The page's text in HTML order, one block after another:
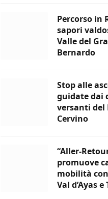
Percorso in
sapori
Valle del
Bernardo
Stop alle
guidate dai
versanti del
Cervino
“Aller-
promuove
mobilità
Val d’Ayas